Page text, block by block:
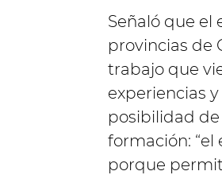
Señaló que el
provincias de
trabajo que
experiencias
posibilidad
formación:
porque